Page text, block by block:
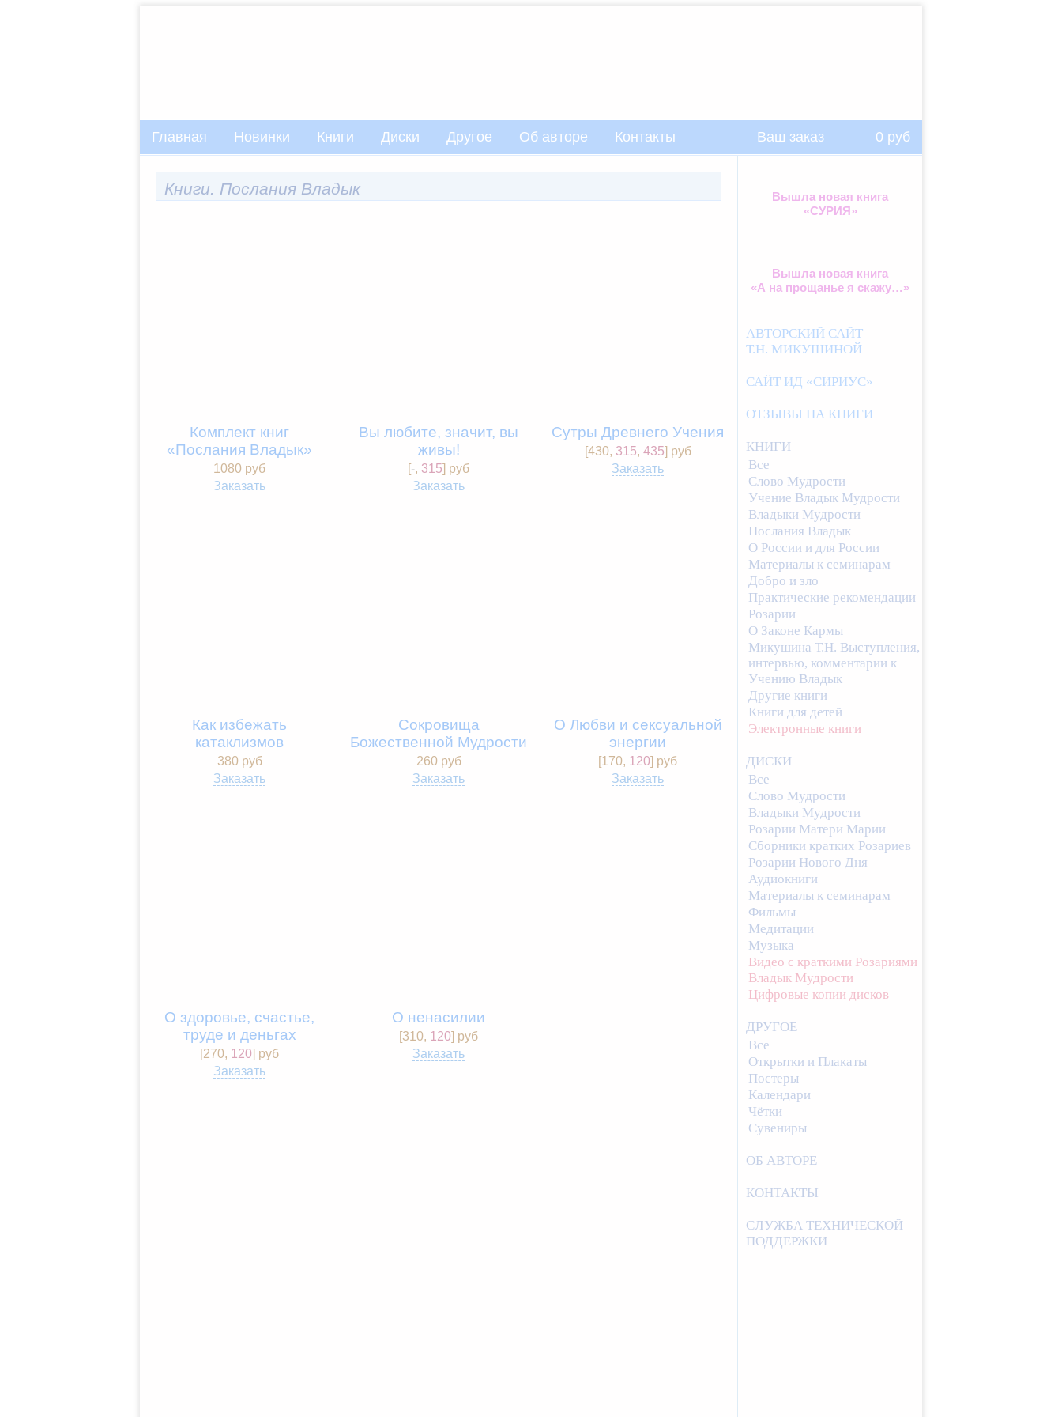
Ваш заказ 0 руб
Главная Новинки Книги Диски Другое Об авторе Контакты
Книги. Послания Владык
Комплект книг
«Послания Владык»
1080 руб
Заказать
Вы любите, значит, вы
живы!
[-, 315] pуб
Заказать
Сутры Древнего Учения
[430, 315, 435] pуб
Заказать
Как избежать
катаклизмов
380 руб
Заказать
Сокровища
Божественной Мудрости
260 руб
Заказать
О Любви и сексуальной
энергии
[170, 120] pуб
Заказать
О здоровье, счастье,
труде и деньгах
[270, 120] pуб
Заказать
О ненасилии
[310, 120] pуб
Заказать
Вышла новая книга
«СУРИЯ»
Вышла новая книга
«А на прощанье я скажу…»
АВТОРСКИЙ САЙТ
Т.Н. МИКУШИНОЙ
САЙТ ИД «СИРИУС»
ОТЗЫВЫ НА КНИГИ
КНИГИ
Все
Слово Мудрости
Учение Владык Мудрости
Владыки Мудрости
Послания Владык
О России и для России
Материалы к семинарам
Добро и зло
Практические рекомендации
Розарии
О Законе Кармы
Микушина Т.Н. Выступления,
интервью, комментарии к
Учению Владык
Другие книги
Книги для детей
Электронные книги
ДИСКИ
Все
Слово Мудрости
Владыки Мудрости
Розарии Матери Марии
Сборники кратких Розариев
Розарии Нового Дня
Аудиокниги
Материалы к семинарам
Фильмы
Медитации
Музыка
Видео с краткими Розариями
Владык Мудрости
Цифровые копии дисков
ДРУГОЕ
Все
Открытки и Плакаты
Постеры
Календари
Чётки
Сувениры
ОБ АВТОРЕ
КОНТАКТЫ
СЛУЖБА ТЕХНИЧЕСКОЙ
ПОДДЕРЖКИ